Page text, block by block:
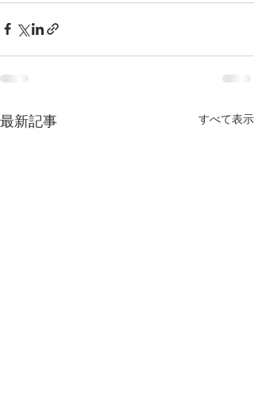
最新記事 すべて表示